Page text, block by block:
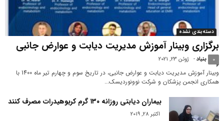
دسته‌بندی نشده
برگزاری وبینار آموزش مدیریت دیابت و عوارض جانبی
بنیاد- ژوئن 23, 2021 0
وبینار آموزش مدیریت دیابت و عوارض جانبی، در تاریخ سوم و چهارم تیر ماه 1400 با
همکاری انجمن پزشکان و شرکت نوونوردیسک...
بیماران دیابتی روزانه ١٣٠ گرم کربوهیدرات مصرف کنند
اکتبر 28, 2019